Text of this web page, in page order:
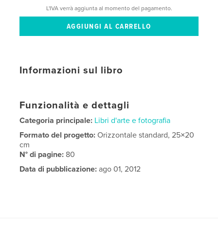
L'IVA verrà aggiunta al momento del pagamento.
Informazioni sul libro
Funzionalità e dettagli
Categoria principale: Libri d'arte e fotografia
Formato del progetto:Orizzontale standard, 25×20
cm
N° di pagine: 80
Data di pubblicazione: ago 01, 2012